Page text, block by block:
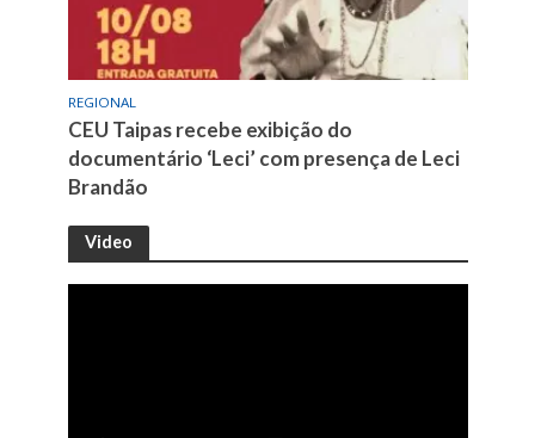
REGIONAL
CEU Taipas recebe exibição do
documentário ‘Leci’ com presença de Leci
Brandão
Video